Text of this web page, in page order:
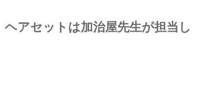
ヘアセットは加治屋先生が担当し